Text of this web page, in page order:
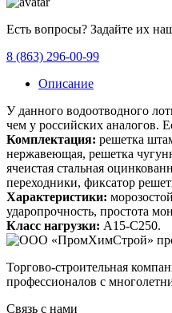
Есть вопросы? Задайте их
8 (863) 296-00-99
Описание
У данного водоотводного
чем у российских аналогов.
Комплектация: решетка
нержавеющая, решетка
ячеистая стальная
переходники, фиксатор
Характеристики:
ударопрочность, простота
Класс нагрузки: A15-C250.
Торгово-строительная
профессионалов с
Связь с нами